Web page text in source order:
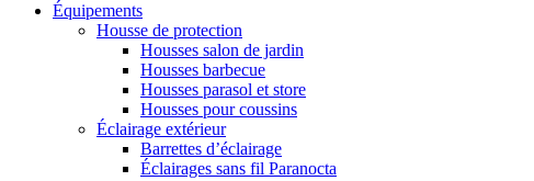
Équipements
Housse de protection
Housses salon de jardin
Housses barbecue
Housses parasol et store
Housses pour coussins
Éclairage extérieur
Barrettes d’éclairage
Éclairages sans fil Paranocta